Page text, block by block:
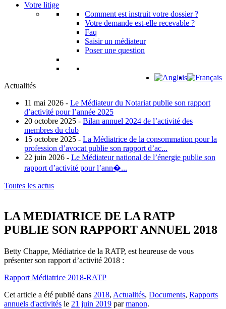
Votre litige
Comment est instruit votre dossier ?
Votre demande est-elle recevable ?
Faq
Saisir un médiateur
Poser une question
Actualités
11 mai 2026 - Le Médiateur du Notariat publie son rapport
d’activité pour l’année 2025
20 octobre 2025 - Bilan annuel 2024 de l’activité des
membres du club
15 octobre 2025 - La Médiatrice de la consommation pour la
profession d’avocat publie son rapport d’ac...
22 juin 2026 - Le Médiateur national de l’énergie publie son
rapport d’activité pour l’ann�...
Toutes les actus
LA MEDIATRICE DE LA RATP
PUBLIE SON RAPPORT ANNUEL 2018
Betty Chappe, Médiatrice de la RATP, est heureuse de vous
présenter son rapport d’activité 2018 :
Rapport Médiatrice 2018-RATP
Cet article a été publié dans 2018, Actualités, Documents, Rapports
annuels d'activités le 21 juin 2019 parmanon.